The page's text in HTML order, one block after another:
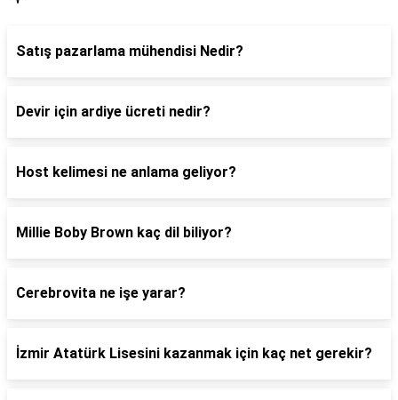
Satış pazarlama mühendisi Nedir?
Devir için ardiye ücreti nedir?
Host kelimesi ne anlama geliyor?
Millie Boby Brown kaç dil biliyor?
Cerebrovita ne işe yarar?
İzmir Atatürk Lisesini kazanmak için kaç net gerekir?